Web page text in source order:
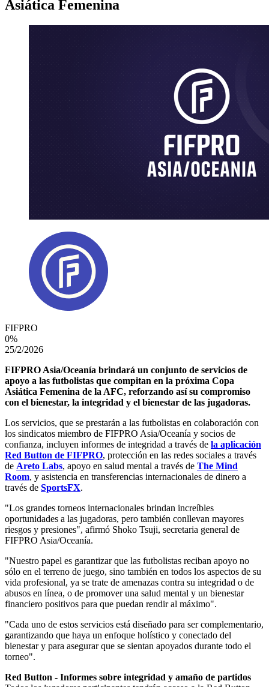
Asiática Femenina
FIFPRO
0%
25/2/2026
FIFPRO Asia/Oceanía brindará un conjunto de servicios de
apoyo a las futbolistas que compitan en la próxima Copa
Asiática Femenina de la AFC, reforzando así su compromiso
con el bienestar, la integridad y el bienestar de las jugadoras.
Los servicios, que se prestarán a las futbolistas en colaboración con
los sindicatos miembro de FIFPRO Asia/Oceanía y socios de
confianza, incluyen informes de integridad a través de la aplicación
Red Button de FIFPRO, protección en las redes sociales a través
de Areto Labs, apoyo en salud mental a través de The Mind
Room, y asistencia en transferencias internacionales de dinero a
través de SportsFX.
"Los grandes torneos internacionales brindan increíbles
oportunidades a las jugadoras, pero también conllevan mayores
riesgos y presiones", afirmó Shoko Tsuji, secretaria general de
FIFPRO Asia/Oceanía.
"Nuestro papel es garantizar que las futbolistas reciban apoyo no
sólo en el terreno de juego, sino también en todos los aspectos de su
vida profesional, ya se trate de amenazas contra su integridad o de
abusos en línea, o de promover una salud mental y un bienestar
financiero positivos para que puedan rendir al máximo".
"Cada uno de estos servicios está diseñado para ser complementario,
garantizando que haya un enfoque holístico y conectado del
bienestar y para asegurar que se sientan apoyados durante todo el
torneo".
Red Button - Informes sobre integridad y amaño de partidos